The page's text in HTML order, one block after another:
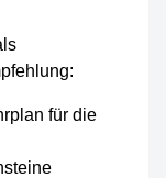
für die